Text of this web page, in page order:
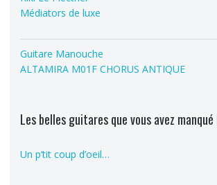
Médiators de luxe
Guitare Manouche
ALTAMIRA M01F CHORUS ANTIQUE
Les belles guitares que vous avez manqué
Un p’tit coup d’oeil…